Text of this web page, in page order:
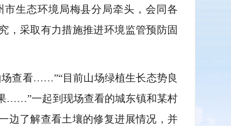
生态环境局梅县分局牵头，会同各
，采取有力措施推进环境监管预防固
查看……”“目前山场绿植生长态势良
……”一起到现场查看的城东镇和某村
边了解查看土壤的修复进展情况，并